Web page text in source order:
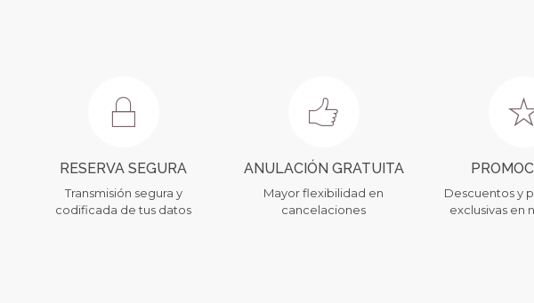
RESERVA SEGURA
Transmisión segura y
codificada de tus datos
ANULACIÓN GRATUITA
Mayor flexibilidad en
cancelaciones
Descuentos y
exclusivas en